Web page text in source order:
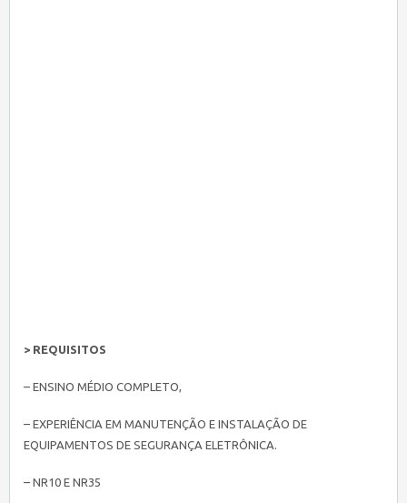
> REQUISITOS
– ENSINO MÉDIO COMPLETO,
– EXPERIÊNCIA EM MANUTENÇÃO E INSTALAÇÃO DE
EQUIPAMENTOS DE SEGURANÇA ELETRÔNICA.
– NR10 E NR35